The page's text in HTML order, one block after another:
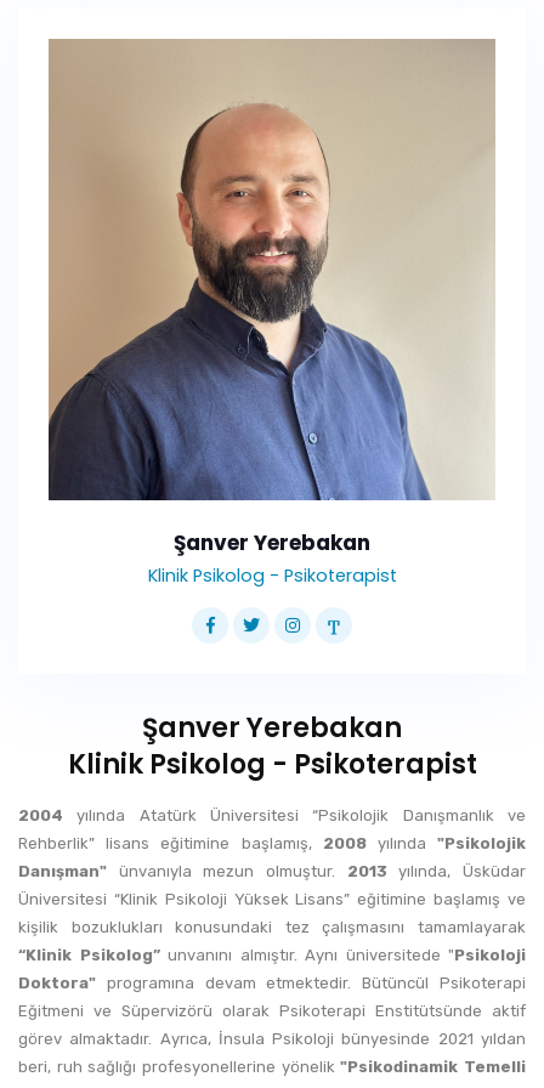
Şanver Yerebakan
Klinik Psikolog - Psikoterapist
Şanver Yerebakan
Klinik Psikolog - Psikoterapist
2004yılında Atatürk Üniversitesi “Psikolojik Danışmanlık ve
Rehberlik” lisans eğitimine başlamış, 2008yılında"Psikolojik
Danışman" ünvanıyla mezun olmuştur. 2013 yılında, Üsküdar
Üniversitesi “Klinik Psikoloji Yüksek Lisans” eğitimine başlamış ve
kişilik bozuklukları konusundaki tez çalışmasını tamamlayarak
“Klinik Psikolog”unvanını almıştır. Aynı üniversitede "Psikoloji
Doktora" programına devam etmektedir. Bütüncül Psikoterapi
Eğitmeni ve Süpervizörü olarak Psikoterapi Enstitütsünde aktif
görev almaktadır. Ayrıca, İnsula Psikoloji bünyesinde 2021 yıldan
beri, ruh sağlığı profesyonellerine yönelik"Psikodinamik Temelli